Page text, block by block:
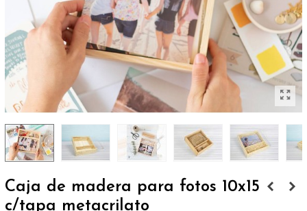
Caja de madera para fotos 10x15
c/tapa metacrilato